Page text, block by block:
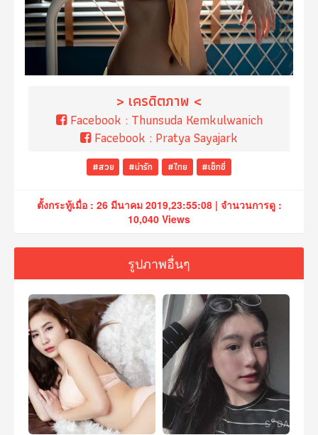
> เครดิตภาพ <
Facebook : Thunsuda Kemkulwanich
Facebook : Pratya Sayajark
#สวย #น่ารัก #ไทย #เซ็กซี่
ตั้งกระทู้เมื่อ : 26 มีนาคม 2019,23:55:08 | จำนวนการดู :
10,040 Views
รูปภาพอื่นๆ